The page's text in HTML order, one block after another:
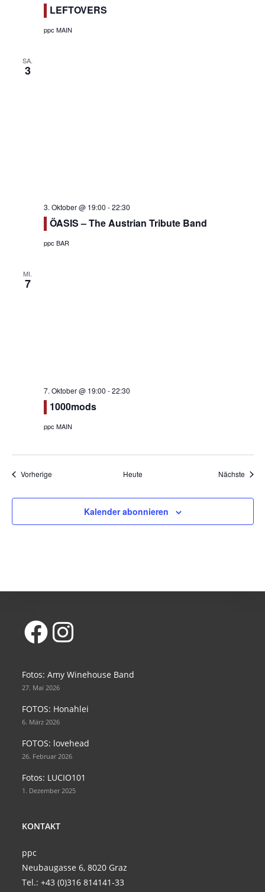
LEFTOVERS
ppc MAIN
SA.
3
3. Oktober @ 19:00 -22:30
ÖASIS – The Austrian Tribute Band
ppc BAR
MI.
7
7. Oktober @ 19:00 -22:30
1000mods
ppc MAIN
VorherigeVeranstaltungen Heute Nächste
Kalender abonnieren
a
tab
a
tab
Fotos: Amy Winehouse Band
27. Mai 2026
FOTOS: Honahlei
6. März 2026
FOTOS: lovehead
26. Februar 2026
Fotos: LUCIO101
1. Dezember 2025
KONTAKT
ppc
Neubaugasse 6, 8020 Graz
Tel.:+43 (0)316 814141-33